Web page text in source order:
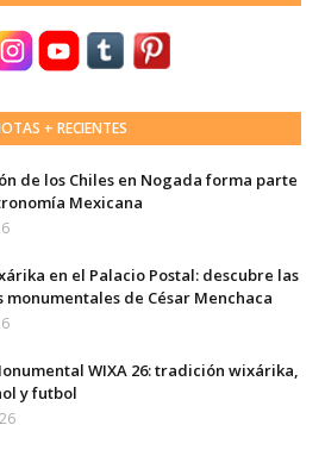
+ RECIENTES
de los Chiles en Nogada forma parte
Mexicana
en el Palacio Postal: descubre las
monumentales de César Menchaca
WIXA 26: tradición wixárika,
y futbol